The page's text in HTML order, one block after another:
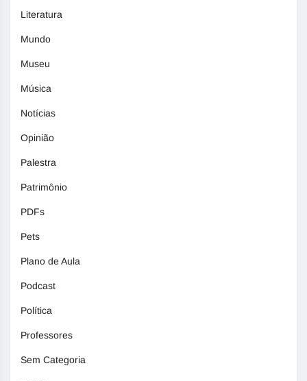
Literatura
Mundo
Museu
Música
Notícias
Opinião
Palestra
Patrimônio
PDFs
Pets
Plano de Aula
Podcast
Política
Professores
Sem Categoria